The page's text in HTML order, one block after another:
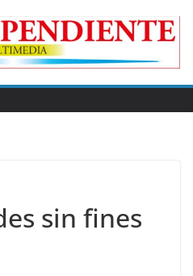
sin fines